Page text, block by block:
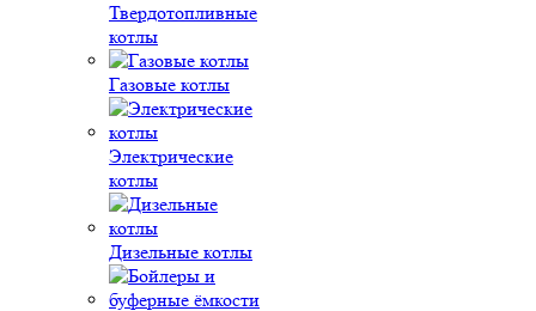
Твердотопливные
котлы
Газовые котлы
Электрические
котлы
Дизельные котлы